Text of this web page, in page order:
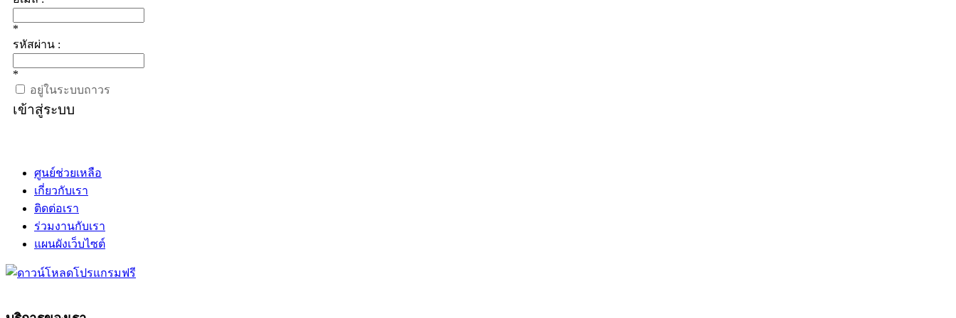
*
รหัสผ่าน :
*
อยู่ในระบบถาวร
เข้าสู่ระบบ
ศูนย์ช่วยเหลือ
เกี่ยวกับเรา
ติดต่อเรา
ร่วมงานกับเรา
แผนผังเว็บไซต์